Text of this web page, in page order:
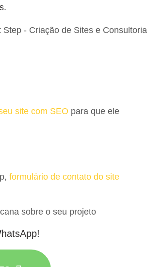
site com SEO para que ele
formulário de contato do site
sobre o seu projeto